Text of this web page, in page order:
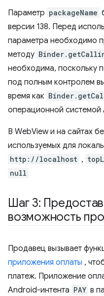
Параметр packageName
версии 138. Перед
параметра необходимо
методу
необходима, поскольку
под полным контролем
время как
операционной системой
В WebView и на сайтах
используемых для
http://localhost ,
null
Шаг 3:
возможность
Продавец вызывает
приложения оплаты ,
платеж. Приложение
Android-интента PAY в